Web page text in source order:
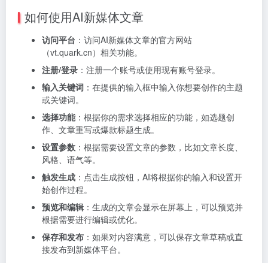
如何使用AI新媒体文章
访问平台 ：访问AI新媒体文章的官方网站
（vt.quark.cn）相关功能。
注册/登录 ：注册一个账号或使用现有账号登录。
输入关键词 ：在提供的输入框中输入你想要创作的主题
或关键词。
选择功能：根据你的需求选择相应的功能，如选题创
作、文章重写或爆款标题生成。
设置参数 ：根据需要设置文章的参数，比如文章长度、
风格、语气等。
触发生成 ：点击生成按钮，AI将根据你的输入和设置开
始创作过程。
预览和编辑 ：生成的文章会显示在屏幕上，可以预览并
根据需要进行编辑或优化。
保存和发布 ：如果对内容满意，可以保存文章草稿或直
接发布到新媒体平台。